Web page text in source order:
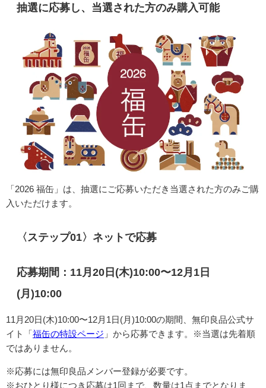
抽選に応募し、当選された方のみ購入可能
「2026 福缶」は、 抽選にご応募いただき当選された方のみご購
入いただけます。
〈ステップ01〉ネットで応募
応募期間：11月20日(木)10:00〜12月1日
(月)10:00
11月20日(木)10:00〜12月1日(月)10:00の期間、無印良品公式サ
イト「 福缶の特設ページ 」から応募できます。※当選は先着順
ではありません。
※応募には無印良品メンバー登録が必要です。
※おひとり様につき応募は1回まで、数量は1点までとなりま